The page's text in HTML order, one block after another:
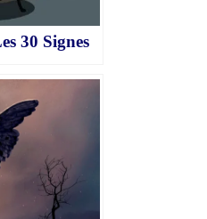
30 Signes